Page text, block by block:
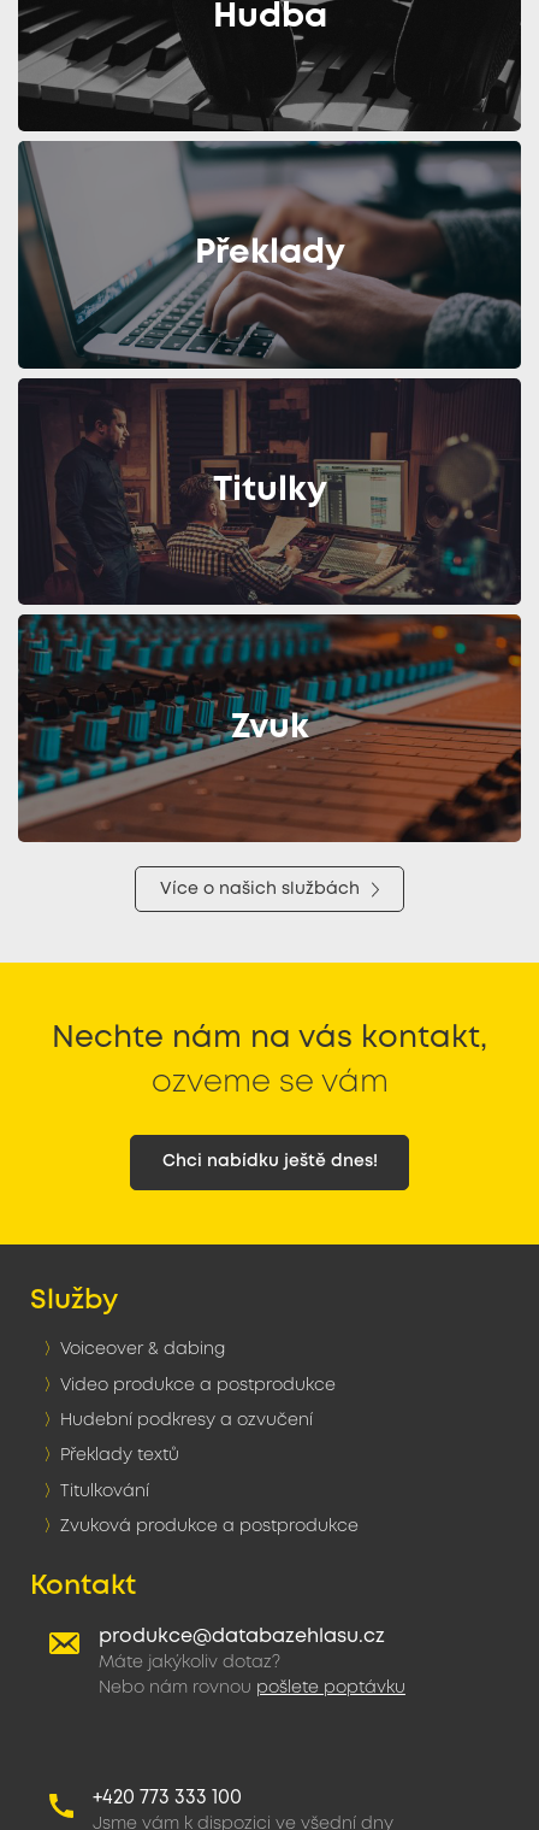
Hudba
Překlady
Titulky
Zvuk
Více o našich službách
Nechte nám na vás kontakt,
ozveme se vám
Chci nabídku ještě dnes!
Služby
Voiceover & dabing
Video produkce a postprodukce
Hudební podkresy a ozvučení
Překlady textů
Titulkování
Zvuková produkce a postprodukce
Kontakt
produkce@databazehlasu.cz
Máte jakýkoliv dotaz?
Nebo nám rovnou pošlete poptávku
+420 773 333 100
Jsme vám k dispozici ve všední dny